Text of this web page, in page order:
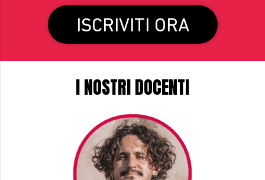
ISCRIVITI ORA
I NOSTRI DOCENTI